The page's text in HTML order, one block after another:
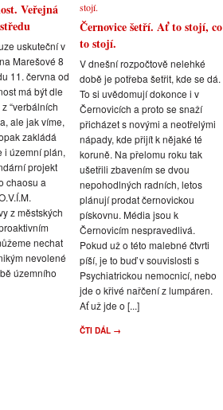
Veřejná
uskuteční v
Marešové 8
11. června od
má být dle
“verbálních
ale jak víme,
zakládá
i územní plán,
projekt
chaosu a
z městských
nechat
nevolené
územního
Černovice šetří. Ať to stojí, co
to stojí.
V dnešní rozpočtově nelehké
době je potřeba šetřit, kde se dá.
To si uvědomují dokonce i v
Černovicích a proto se snaží
přicházet s novými a neotřelými
nápady, kde přijít k nějaké té
koruně. Na přelomu roku tak
ušetřili zbavením se dvou
nepohodlných radních, letos
plánují prodat černovickou
pískovnu. Média jsou k
Černovicím nespravedlivá.
Pokud už o této malebné čtvrti
píší, je to buď v souvislosti s
Psychiatrickou nemocnicí, nebo
jde o křivé nařčení z lumpáren.
Ať už jde o [...]
ČTI DÁL →